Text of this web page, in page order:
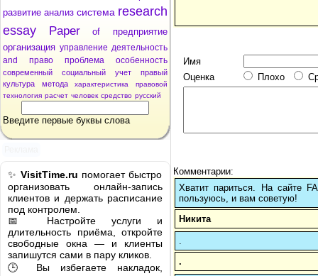
развитие анализ система research
essay
Paper of
предприятие
организация управление деятельность
and
право проблема особенность
современный социальный учет
правый
культура
метода характеристика
правовой
технология расчет человек средство русский
Введите первые буквы слова
✨ VisitTime.ru помогает быстро
организовать онлайн-запись
клиентов и держать расписание
под контролем.
📅 Настройте услуги и
длительность приёма, откройте
свободные окна — и клиенты
запишутся сами в пару кликов.
🕒 Вы избегаете накладок,
Имя
Оценка
Плохо
Комментарии:
Хватит париться. На сайте
пользуюсь, и вам советую!
Никита
.